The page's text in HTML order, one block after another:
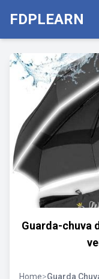
FDPLEARN
Guarda-chuva
Home>Guarda